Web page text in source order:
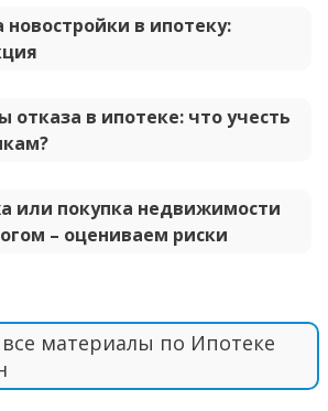
новостройки в ипотеку:
отказа в ипотеке: что учесть
или покупка недвижимости
– оцениваем риски
материалы по Ипотеке